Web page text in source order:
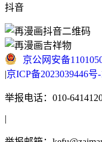
抖音
京公网安备
|京ICP备2023039446号-
举报电话：010-
|